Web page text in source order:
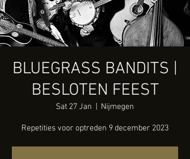
BLUEGRASS BANDITS |
BESLOTEN FEEST
Sat 27 Jan Nijmegen
Repetities voor optreden 9 december 2023